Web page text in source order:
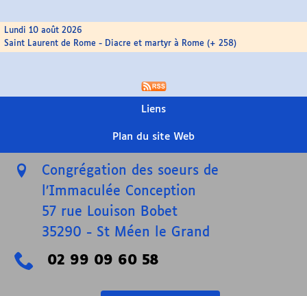
Lundi 10 août 2026
Saint Laurent de Rome - Diacre et martyr à Rome (+ 258)
Liens
Plan du site Web
Congrégation des soeurs de
l’Immaculée Conception
57 rue Louison Bobet
35290 - St Méen le Grand
02 99 09 60 58